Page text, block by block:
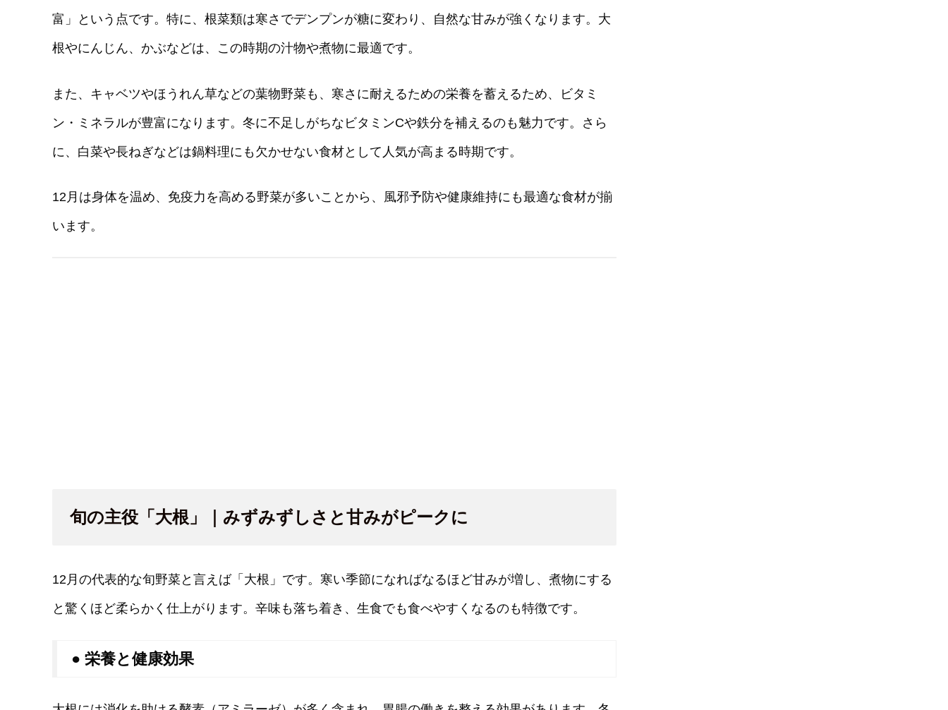
富」という点です。特に、根菜類は寒さでデンプンが糖に変わり、自然な甘みが強くなります。大
根やにんじん、かぶなどは、この時期の汁物や煮物に最適です。
また、キャベツやほうれん草などの葉物野菜も、寒さに耐えるための栄養を蓄えるため、ビタミ
ン・ミネラルが豊富になります。冬に不足しがちなビタミンCや鉄分を補えるのも魅力です。さら
に、白菜や長ねぎなどは鍋料理にも欠かせない食材として人気が高まる時期です。
12月は身体を温め、免疫力を高める野菜が多いことから、風邪予防や健康維持にも最適な食材が揃
います。
旬の主役「大根」｜みずみずしさと甘みがピークに
12月の代表的な旬野菜と言えば「大根」です。寒い季節になればなるほど甘みが増し、煮物にする
と驚くほど柔らかく仕上がります。辛味も落ち着き、生食でも食べやすくなるのも特徴です。
● 栄養と健康効果